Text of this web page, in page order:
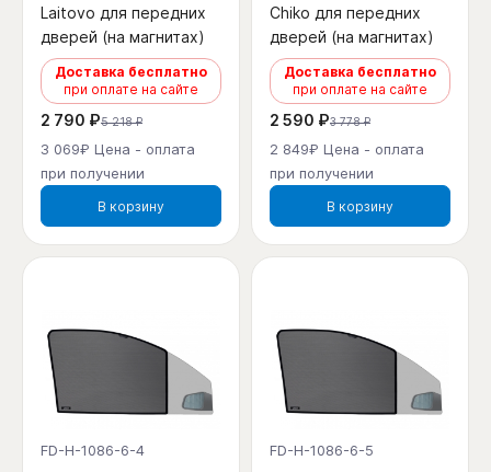
Laitovo для передних
дверей (на магнитах)
Доставка бесплатно
при оплате на сайте
2 790 ₽5 218 ₽
3 069₽ Цена - оплата
при получении
В корзину
Chiko для передних
дверей (на магнитах)
Доставка бесплатно
при оплате на сайте
2 590 ₽3 778 ₽
2 849₽ Цена - оплата
при получении
В корзину
FD-H-1086-6-4 FD-H-1086-6-5